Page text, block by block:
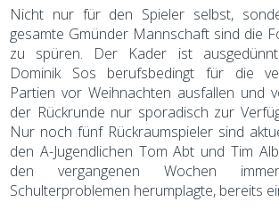
Nicht nur für den Spieler selbst,
gesamte Gmünder Mannschaft sind die
zu spüren. Der Kader ist
Dominik Sos berufsbedingt für die
Partien vor Weihnachten ausfallen und
der Rückrunde nur sporadisch zur
Nur noch fünf Rückraumspieler sind
den A-Jugendlichen Tom Abt und Tim
den vergangenen Wochen
Schulterproblemen herumplagte, bereits